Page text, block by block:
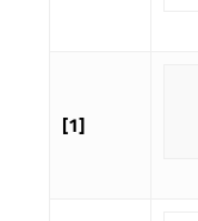
[1]